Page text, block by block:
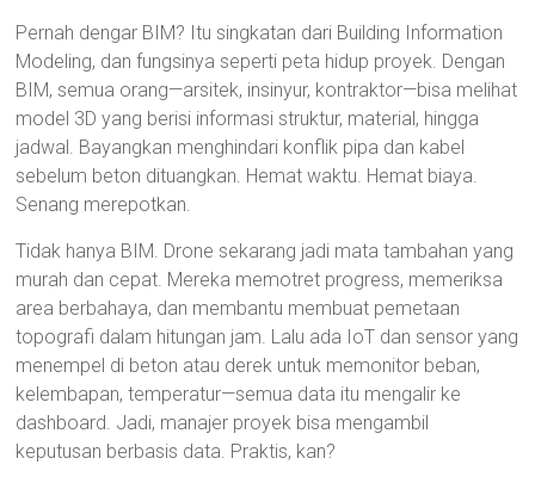
Pernah dengar BIM? Itu singkatan dari Building Information
Modeling, dan fungsinya seperti peta hidup proyek. Dengan
BIM, semua orang—arsitek, insinyur, kontraktor—bisa melihat
model 3D yang berisi informasi struktur, material, hingga
jadwal. Bayangkan menghindari konflik pipa dan kabel
sebelum beton dituangkan. Hemat waktu. Hemat biaya.
Senang merepotkan.
Tidak hanya BIM. Drone sekarang jadi mata tambahan yang
murah dan cepat. Mereka memotret progress, memeriksa
area berbahaya, dan membantu membuat pemetaan
topografi dalam hitungan jam. Lalu ada IoT dan sensor yang
menempel di beton atau derek untuk memonitor beban,
kelembapan, temperatur—semua data itu mengalir ke
dashboard. Jadi, manajer proyek bisa mengambil
keputusan berbasis data. Praktis, kan?